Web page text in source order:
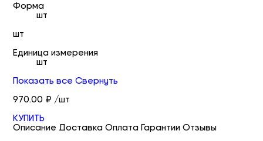
Форма
шт
шт
Единица измерения
шт
Показать все Свернуть
970.00 ₽ /шт
КУПИТЬ
Описание Доставка Оплата Гарантии Отзывы